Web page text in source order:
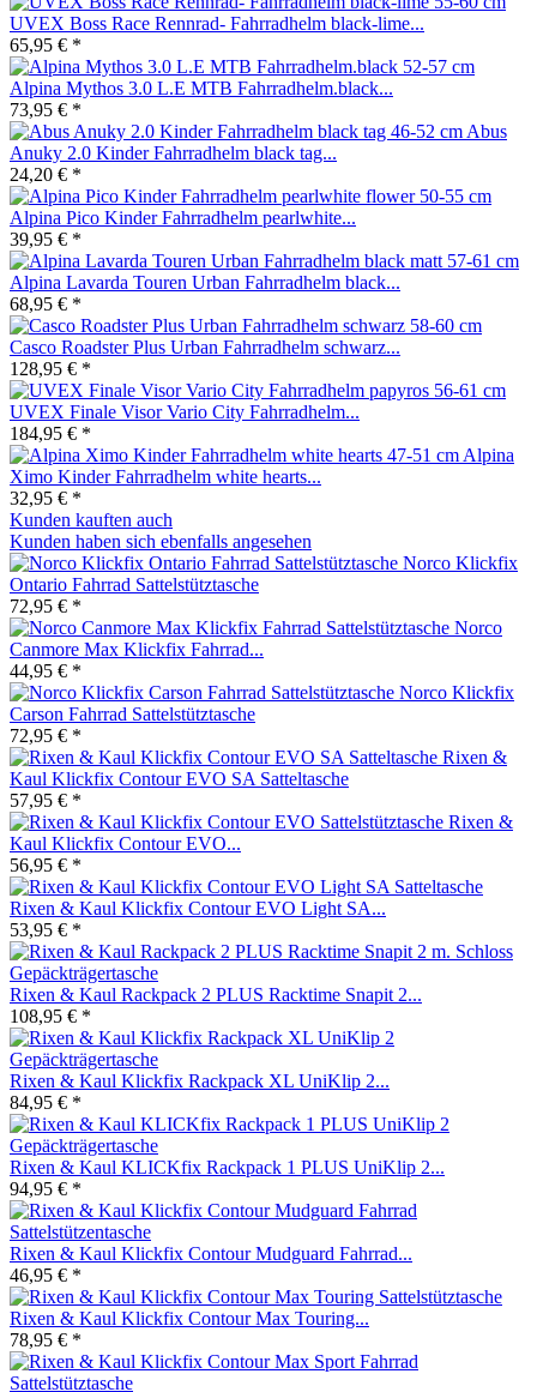
UVEX Boss Race Rennrad- Fahrradhelm black-lime...
65,95 € *
Alpina Mythos 3.0 L.E MTB Fahrradhelm.black...
73,95 € *
Abus
Anuky 2.0 Kinder Fahrradhelm black tag...
24,20 € *
Alpina Pico Kinder Fahrradhelm pearlwhite...
39,95 € *
Alpina Lavarda Touren Urban Fahrradhelm black...
68,95 € *
Casco Roadster Plus Urban Fahrradhelm schwarz...
128,95 € *
UVEX Finale Visor Vario City Fahrradhelm...
184,95 € *
Alpina
Ximo Kinder Fahrradhelm white hearts...
32,95 € *
Kunden kauften auch
Kunden haben sich ebenfalls angesehen
Norco Klickfix
Ontario Fahrrad Sattelstütztasche
72,95 € *
Norco
Canmore Max Klickfix Fahrrad...
44,95 € *
Norco Klickfix
Carson Fahrrad Sattelstütztasche
72,95 € *
Rixen &
Kaul Klickfix Contour EVO SA Satteltasche
57,95 € *
Rixen &
Kaul Klickfix Contour EVO...
56,95 € *
Rixen & Kaul Klickfix Contour EVO Light SA...
53,95 € *
Rixen & Kaul Rackpack 2 PLUS Racktime Snapit 2...
108,95 € *
Rixen & Kaul Klickfix Rackpack XL UniKlip 2...
84,95 € *
Rixen & Kaul KLICKfix Rackpack 1 PLUS UniKlip 2...
94,95 € *
Rixen & Kaul Klickfix Contour Mudguard Fahrrad...
46,95 € *
Rixen & Kaul Klickfix Contour Max Touring...
78,95 € *